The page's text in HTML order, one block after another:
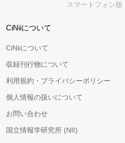
スマートフォン版
CiNiiについて
CiNiiについて
収録刊行物について
利用規約・プライバシーポリシー
個人情報の扱いについて
お問い合わせ
国立情報学研究所 (NII)